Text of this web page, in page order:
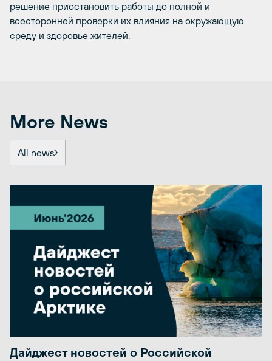
решение приостановить работы до полной и
всесторонней проверки их влияния на окружающую
среду и здоровье жителей.
More News
All news
Дайджест новостей о Российской